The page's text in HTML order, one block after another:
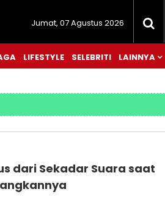
Jumat, 07 Agustus 2026
LIFESTYLE SELEBRITI LAINNYA
dari Sekadar Suara saat